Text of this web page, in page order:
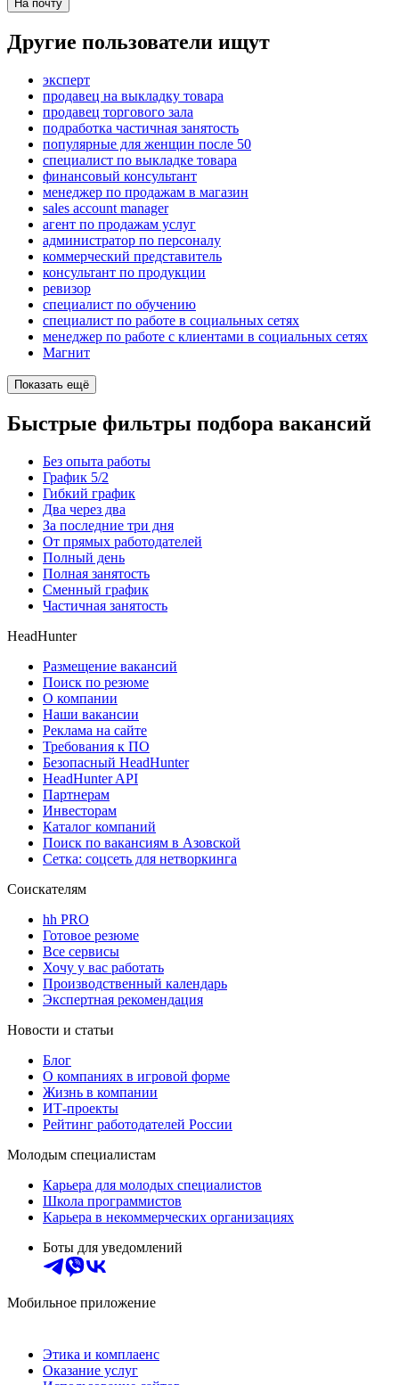
На почту
Другие пользователи ищут
эксперт
продавец на выкладку товара
продавец торгового зала
подработка частичная занятость
популярные для женщин после 50
специалист по выкладке товара
финансовый консультант
менеджер по продажам в магазин
sales account manager
агент по продажам услуг
администратор по персоналу
коммерческий представитель
консультант по продукции
ревизор
специалист по обучению
специалист по работе в социальных сетях
менеджер по работе с клиентами в социальных сетях
Магнит
Показать ещё
Быстрые фильтры подбора вакансий
Без опыта работы
График 5/2
Гибкий график
Два через два
За последние три дня
От прямых работодателей
Полный день
Полная занятость
Сменный график
Частичная занятость
HeadHunter
Размещение вакансий
Поиск по резюме
О компании
Наши вакансии
Реклама на сайте
Требования к ПО
Безопасный HeadHunter
HeadHunter API
Партнерам
Инвесторам
Каталог компаний
Поиск по вакансиям в Азовской
Сетка: соцсеть для нетворкинга
Соискателям
hh PRO
Готовое резюме
Все сервисы
Хочу у вас работать
Производственный календарь
Экспертная рекомендация
Новости и статьи
Блог
О компаниях в игровой форме
Жизнь в компании
ИТ-проекты
Рейтинг работодателей России
Молодым специалистам
Карьера для молодых специалистов
Школа программистов
Карьера в некоммерческих организациях
Боты для уведомлений
Мобильное приложение
Этика и комплаенс
Оказание услуг